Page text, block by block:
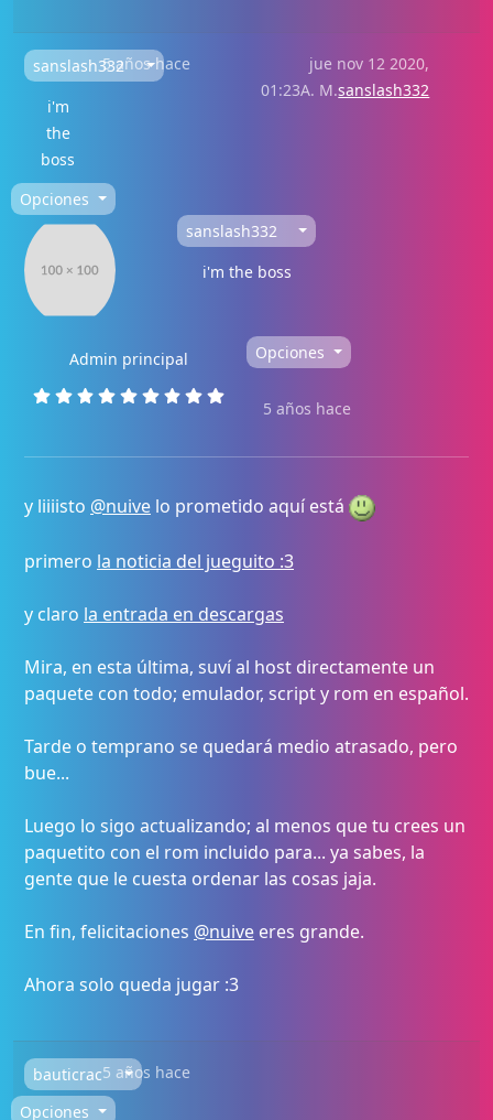
sanslash332
i'm
the
boss
5 años hace
jue nov 12 2020,
01:23A. M.sanslash332
Opciones
sanslash332
i'm the boss
Admin principal Opciones
5 años hace
y liiiisto @nuive lo prometido aquí está
primero la noticia del jueguito :3
y claro la entrada en descargas
Mira, en esta última, suví al host directamente un
paquete con todo; emulador, script y rom en español.
Tarde o temprano se quedará medio atrasado, pero
bue...
Luego lo sigo actualizando; al menos que tu crees un
paquetito con el rom incluido para... ya sabes, la
gente que le cuesta ordenar las cosas jaja.
En fin, felicitaciones @nuive eres grande.
Ahora solo queda jugar :3
bauticrac5 años hace
Opciones